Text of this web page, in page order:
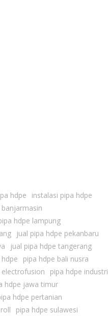
hdpe
instalasi pipa hdpe
hdpe lampung
jual pipa hdpe pekanbaru
jual pipa hdpe tangerang
pipa hdpe bali nusra
electrofusion
pipa hdpe industri
hdpe jawa timur
hdpe pertanian
pipa hdpe sulawesi